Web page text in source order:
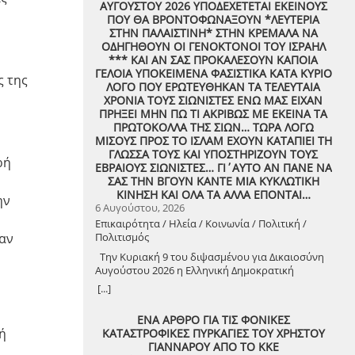
της
ΑΥΓΟΥΣΤΟΥ 2026 ΥΠΟΔΕΧΕΤΕΤΑΙ ΕΚΕΙΝΟΥΣ
ΠΟΥ ΘΑ ΒΡΟΝΤΟΦΩΝΑΞΟΥΝ *ΛΕΥΤΕΡΙΑ
ΣΤΗΝ ΠΑΛΑΙΣΤΙΝΗ* ΣΤΗΝ ΚΡΕΜΑΛΑ ΝΑ
ΟΔΗΓΗΘΟΥΝ ΟΙ ΓΕΝΟΚΤΟΝΟΙ ΤΟΥ ΙΣΡΑΗΛ
*** ΚΑΙ ΑΝ ΣΑΣ ΠΡΟΚΑΛΕΣΟΥΝ ΚΑΠΟΙΑ
ΓΕΛΟΙΑ ΥΠΟΚΕΙΜΕΝΑ ΦΑΣΙΣΤΙΚΑ ΚΑΤΑ ΚΥΡΙΟ
ΛΟΓΟ ΠΟΥ ΕΡΩΤΕΥΘΗΚΑΝ ΤΑ ΤΕΛΕΥΤΑΙΑ
ΧΡΟΝΙΑ ΤΟΥΣ ΣΙΩΝΙΣΤΕΣ ΕΝΩ ΜΑΣ ΕΙΧΑΝ
ΠΡΗΞΕΙ ΜΗΝ ΠΩ ΤΙ ΑΚΡΙΒΩΣ ΜΕ ΕΚΕΙΝΑ ΤΑ
ΠΡΩΤΟΚΟΛΛΑ ΤΗΣ ΣΙΩΝ… ΤΩΡΑ ΛΟΓΩ
ΜΙΣΟΥΣ ΠΡΟΣ ΤΟ ΙΣΛΑΜ ΕΧΟΥΝ ΚΑΤΑΠΙΕΙ ΤΗ
ΓΛΩΣΣΑ ΤΟΥΣ ΚΑΙ ΥΠΟΣΤΗΡΙΖΟΥΝ ΤΟΥΣ
ΕΒΡΑΙΟΥΣ ΣΙΩΝΙΣΤΕΣ… ΓΙ΄ΑΥΤΟ ΑΝ ΠΑΝΕ ΝΑ
ΣΑΣ ΤΗΝ ΒΓΟΥΝ ΚΑΝΤΕ ΜΙΑ ΚΥΚΛΩΤΙΚΗ
ΚΙΝΗΣΗ ΚΑΙ ΟΛΑ ΤΑ ΑΛΛΑ ΕΠΟΝΤΑΙ…
6 Αυγούστου, 2026
Επικαιρότητα / Ηλεία / Κοινωνία / Πολιτική /
Πολιτισμός
Την Κυριακή 9 του διψασμένου για Δικαιοσύνη
Αυγούστου 2026 η Ελληνική Δημοκρατική
Αντιεξουσιαστική Καρδιά χτυπά μαζί με ΟΛΟΥΣ
τους Συναγωνιστές για την Παλαιστίνη μέρα
[...]
ΕΝΑ ΑΡΘΡΟ ΓΙΑ ΤΙΣ ΦΟΝΙΚΕΣ
ΚΑΤΑΣΤΡΟΦΙΚΕΣ ΠΥΡΚΑΓΙΕΣ ΤΟΥ ΧΡΗΣΤΟΥ
ΓΙΑΝΝΑΡΟΥ ΑΠΟ ΤΟ ΚΚΕ